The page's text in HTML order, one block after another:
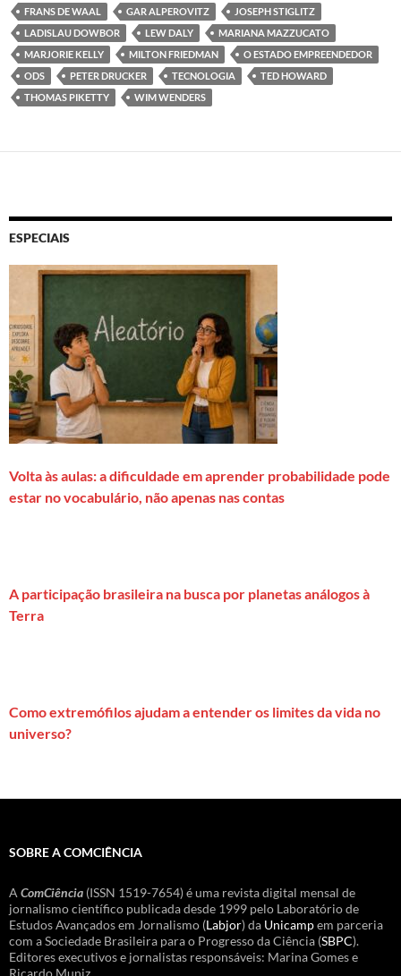
FRANS DE WAAL
GAR ALPEROVITZ
JOSEPH STIGLITZ
LADISLAU DOWBOR
LEW DALY
MARIANA MAZZUCATO
MARJORIE KELLY
MILTON FRIEDMAN
O ESTADO EMPREENDEDOR
ODS
PETER DRUCKER TECNOLOGIA
TED HOWARD
THOMAS PIKETTY
WIM WENDERS
ESPECIAIS
Volta às aulas: a dificuldade em aprender probabilidade pode
estar no vocabulário, não apenas nas contas
A participação brasileira na busca por planetas análogos à
Terra
Como extremófilos ajudam a entender os limites da vida no
universo?
SOBRE A COMCIÊNCIA
A ComCiência (ISSN 1519-7654) é uma revista digital mensal de
jornalismo científico publicada desde 1999 pelo Laboratório de
Estudos Avançados em Jornalismo (Labjor) da Unicampem parceria
com a Sociedade Brasileira para o Progresso da Ciência (SBPC).
Editores executivos e jornalistas responsáveis: Marina Gomes e
Ricardo Muniz.